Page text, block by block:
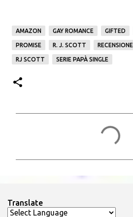
AMAZON GAY ROMANCE GIFTED
PROMISE R. J. SCOTT RECENSIONE
RJ SCOTT SERIE PAPÀ SINGLE
t
Translate